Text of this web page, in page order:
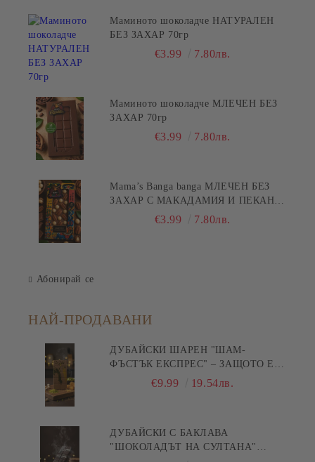
Маминото шоколадче НАТУРАЛЕН
БЕЗ ЗАХАР 70гр
€3.99 7.80лв.
Маминото шоколадче МЛЕЧЕН БЕЗ
ЗАХАР 70гр
€3.99 7.80лв.
Mama’s Banga banga МЛЕЧЕН БЕЗ
ЗАХАР С МАКАДАМИЯ И ПЕКАН
€3.99 7.80лв.
Абонирай се
НАЙ-ПРОДАВАНИ
ДУБАЙСКИ ШАРЕН "ШАМ-
ФЪСТЪК ЕКСПРЕС" – ЗАЩОТО Е
БЪРЗА ПИСТА КЪМ
€9.99 19.54лв.
ДУБАЙСКИ С БАКЛАВА
"ШОКОЛАДЪТ НА СУЛТАНА"